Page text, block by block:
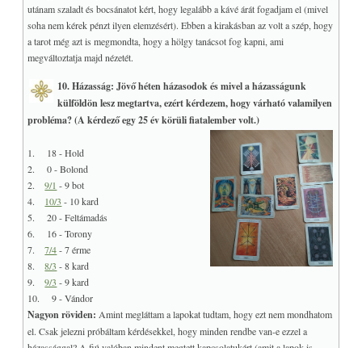
utánam szaladt és bocsánatot kért, hogy legalább a kávé árát fogadjam el (mivel
soha nem kérek pénzt ilyen elemzésért). Ebben a kirakásban az volt a szép, hogy
a tarot még azt is megmondta, hogy a hölgy tanácsot fog kapni, ami
megváltoztatja majd nézetét.
10. Házasság: Jövő héten házasodok és mivel a házasságunk
külföldön lesz megtartva, ezért kérdezem, hogy várható valamilyen
probléma? (A kérdező egy 25 év körüli fiatalember volt.)
1. 18 - Hold
2. 0 - Bolond
2.9/1 - 9 bot
4. 10/3 - 10 kard
5. 20 - Feltámadás
6. 16 - Torony
7.7/4- 7 érme
8.8/3 - 8 kard
9.9/3 - 9 kard
10. 9 - Vándor
Nagyon röviden: Amint megláttam a lapokat tudtam, hogy ezt nem mondhatom
el. Csak jelezni próbáltam kérdésekkel, hogy minden rendbe van-e ezzel a